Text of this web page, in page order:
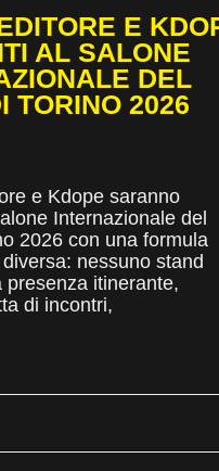
E
AL SALONE
DEL
TORINO 2026
e Kdope saranno
Internazionale del
2026 con una formula
nessuno stand
presenza itinerante,
di incontri,